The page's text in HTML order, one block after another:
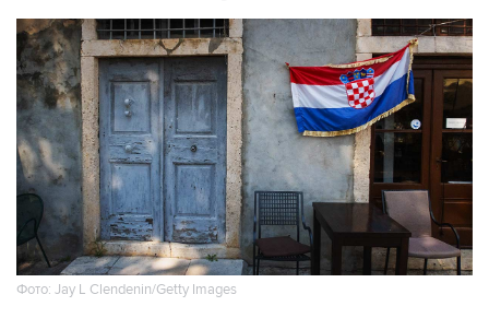
Фото: Jay L Clendenin/Getty Images